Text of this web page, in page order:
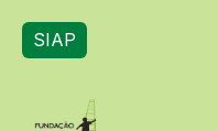
SIAP